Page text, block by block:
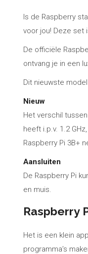
Is de Raspberry
voor jou! Deze set
De officiële
ontvang je in een
Dit nieuwste
Nieuw
Het verschil
heeft i.p.v. 1.2
Raspberry Pi 3B+
Aansluiten
De Raspberry Pi
en muis.
Raspberry
Het is een klein
programma’s